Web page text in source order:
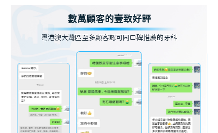
數萬顧客的壹致好評
粵港澳大灣區至多顧客認可同口碑推薦的牙科